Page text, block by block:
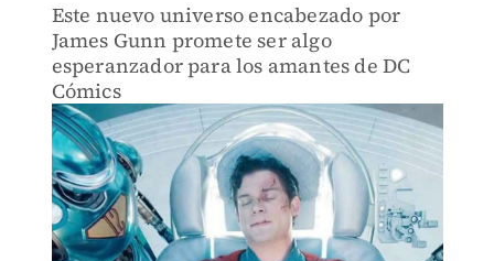
Este nuevo universo encabezado por
James Gunn promete ser algo
esperanzador para los amantes de DC
Cómics